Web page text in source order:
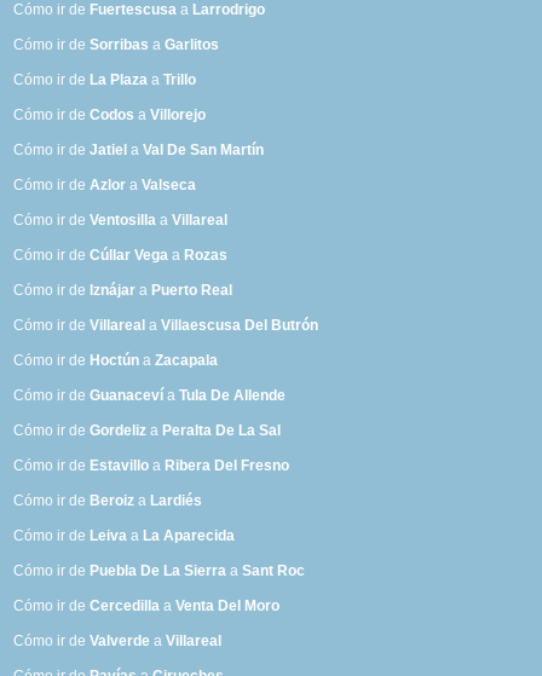
Cómo ir de Fuertescusa a Larrodrigo
Cómo ir deSorribas aGarlitos
Cómo ir de La Plaza aTrillo
Cómo ir deCodos aVillorejo
Cómo ir deJatiel aVal De San Martín
Cómo ir deAzlor aValseca
Cómo ir deVentosilla aVillareal
Cómo ir deCúllar Vega a Rozas
Cómo ir de Iznájar a Puerto Real
Cómo ir deVillareal aVillaescusa Del Butrón
Cómo ir de Hoctún aZacapala
Cómo ir deGuanaceví aTula De Allende
Cómo ir deGordeliz a Peralta De La Sal
Cómo ir de Estavillo a Ribera Del Fresno
Cómo ir de Beroiz a Lardiés
Cómo ir de Leiva a La Aparecida
Cómo ir de Puebla De La Sierra aSant Roc
Cómo ir deCercedilla aVenta Del Moro
Cómo ir deValverde aVillareal